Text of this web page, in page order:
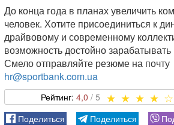
До конца года в планах увеличить
человек. Хотите присоединиться к
драйвовому и современному
возможность достойно зарабатывать
Смело отправляйте резюме на почту
hr@sportbank.com.ua
4,0